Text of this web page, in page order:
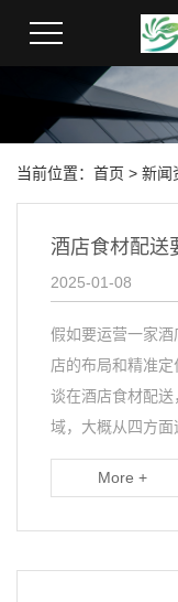
当前位置： 首页 > 新闻
酒店食材配送
2025-01-08
假如要运营一家
店的布局和精准
谈在酒店食材配
域，大概从四方面
More +